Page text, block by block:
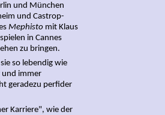
und München
und Castrop-
Mephisto mit Klaus
in Cannes
zu bringen.
so lebendig wie
und immer
geradezu perfider
Karriere", wie der